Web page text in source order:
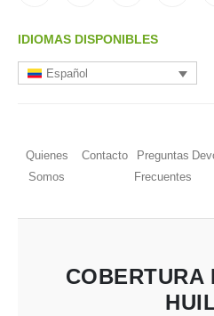
IDIOMAS DISPONIBLES
Español
Quienes
Somos
Contacto
Preguntas
Frecuentes
COBERTURA